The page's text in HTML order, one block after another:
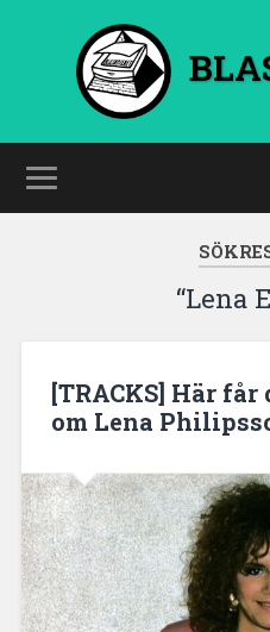
“Lena
[TRACKS] Här
om Lena